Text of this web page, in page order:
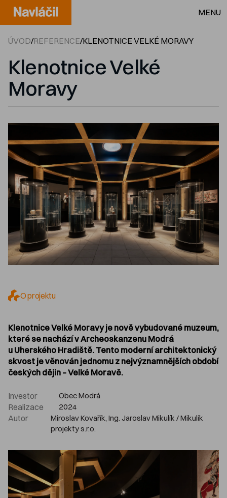
MENU
ÚVOD/REFERENCE/KLENOTNICE VELKÉ MORAVY
Klenotnice Velké
Moravy
O projektu
Klenotnice Velké Moravy je nově vybudované muzeum,
které se nachází v Archeoskanzenu Modrá
u Uherského Hradiště. Tento moderní architektonický
skvost je věnován jednomu z nejvýznamnějších období
českých dějin – Velké Moravě.
Investor Obec Modrá
Realizace 2024
Autor
Miroslav Kovařík, Ing. Jaroslav Mikulík / Mikulík
projekty s.r.o.